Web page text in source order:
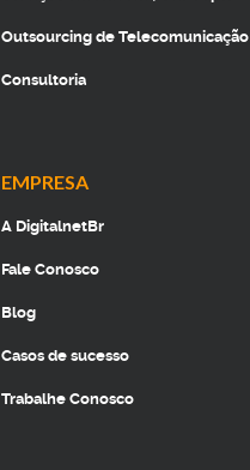
Outsourcing de Telecomunicação
Consultoria
EMPRESA
A DigitalnetBr
Fale Conosco
Blog
Casos de sucesso
Trabalhe Conosco